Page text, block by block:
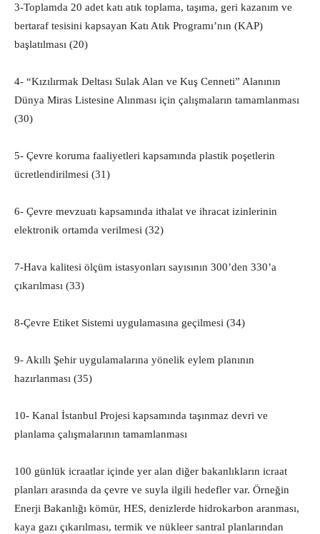
3-Toplamda 20 adet katı atık toplama, taşıma, geri kazanım ve
bertaraf tesisini kapsayan Katı Atık Programı’nın (KAP)
başlatılması (20)
4- “Kızılırmak Deltası Sulak Alan ve Kuş Cenneti” Alanının
Dünya Miras Listesine Alınması için çalışmaların tamamlanması
(30)
5- Çevre koruma faaliyetleri kapsamında plastik poşetlerin
ücretlendirilmesi (31)
6- Çevre mevzuatı kapsamında ithalat ve ihracat izinlerinin
elektronik ortamda verilmesi (32)
7-Hava kalitesi ölçüm istasyonları sayısının 300’den 330’a
çıkarılması (33)
8-Çevre Etiket Sistemi uygulamasına geçilmesi (34)
9- Akıllı Şehir uygulamalarına yönelik eylem planının
hazırlanması (35)
10- Kanal İstanbul Projesi kapsamında taşınmaz devri ve
planlama çalışmalarının tamamlanması
100 günlük icraatlar içinde yer alan diğer bakanlıkların icraat
planları arasında da çevre ve suyla ilgili hedefler var. Örneğin
Enerji Bakanlığı kömür, HES, denizlerde hidrokarbon aranması,
kaya gazı çıkarılması, termik ve nükleer santral planlarından